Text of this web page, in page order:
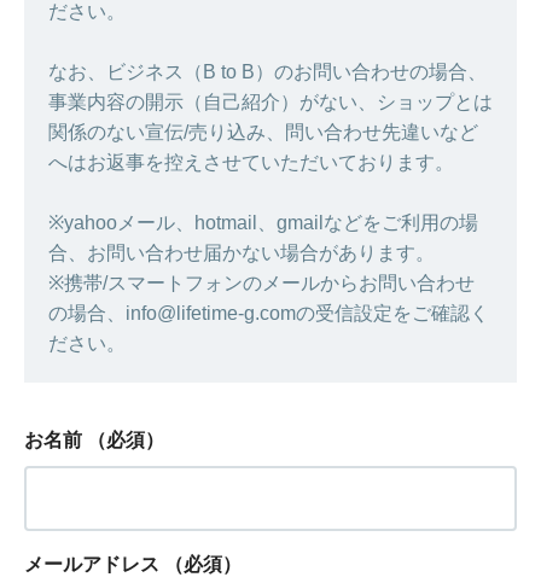
ださい。
なお、ビジネス（B to B）のお問い合わせの場合、
事業内容の開示（自己紹介）がない、ショップとは
関係のない宣伝/売り込み、問い合わせ先違いなど
へはお返事を控えさせていただいております。
※yahooメール、hotmail、gmailなどをご利用の場
合、お問い合わせ届かない場合があります。
※携帯/スマートフォンのメールからお問い合わせ
の場合、info@lifetime-g.comの受信設定をご確認く
ださい。
お名前 （必須）
メールアドレス （必須）